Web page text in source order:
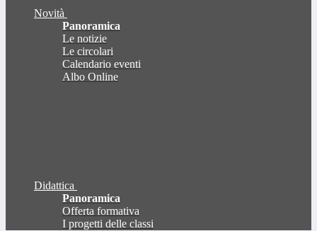
Novità
Panoramica
Le notizie
Le circolari
Calendario eventi
Albo Online
Didattica
Panoramica
Offerta formativa
I progetti delle classi